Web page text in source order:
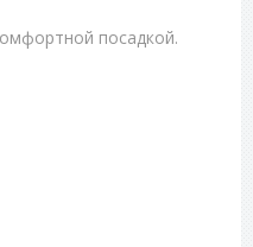
посадкой.